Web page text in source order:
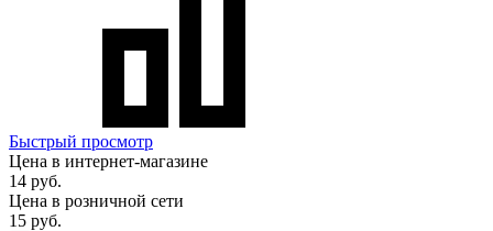
Быстрый просмотр
Цена в интернет-магазине
14 руб.
Цена в розничной сети
15 руб.